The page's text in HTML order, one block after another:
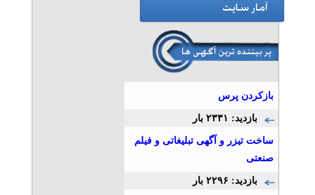
بازکردن پرس
بازدید: ۲۳۳۱ بار
ساخت تیزر و آگهی تبلیغاتی و فیلم
صنعتی
بازدید: ۲۲۹۶ بار